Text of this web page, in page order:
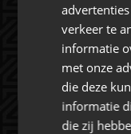
BEDRIJVENGIDS
verkeer te
informatie
met onze
die deze
informatie
die zij